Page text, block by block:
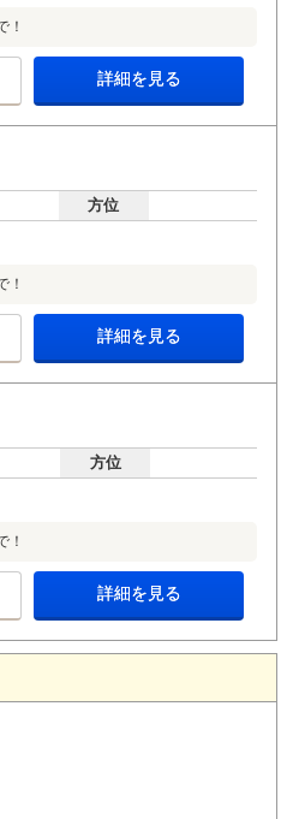
！
詳細を見る
方位
！
詳細を見る
方位
！
詳細を見る